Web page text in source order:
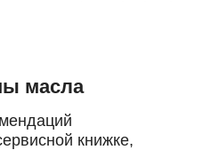
масла
книжке,